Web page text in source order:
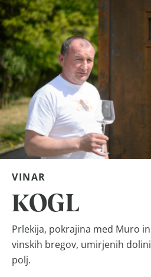
VINAR
KOGL
Prlekija, pokrajina med Muro
vinskih bregov, umirjenih
polj.